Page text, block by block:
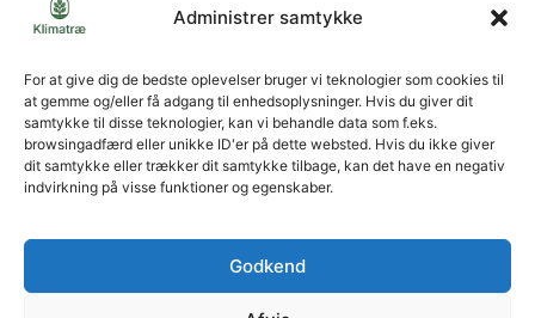
Administrer samtykke
For at give dig de bedste oplevelser bruger vi teknologier som cookies til
at gemme og/eller få adgang til enhedsoplysninger. Hvis du giver dit
samtykke til disse teknologier, kan vi behandle data som f.eks.
browsingadfærd eller unikke ID'er på dette websted. Hvis du ikke giver
dit samtykke eller trækker dit samtykke tilbage, kan det have en negativ
indvirkning på visse funktioner og egenskaber.
Godkend
Klimaordbogen
optager
træer
co2?
Forbliv forbundet